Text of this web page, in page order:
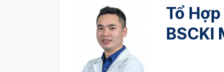
Tổ
BSCKI